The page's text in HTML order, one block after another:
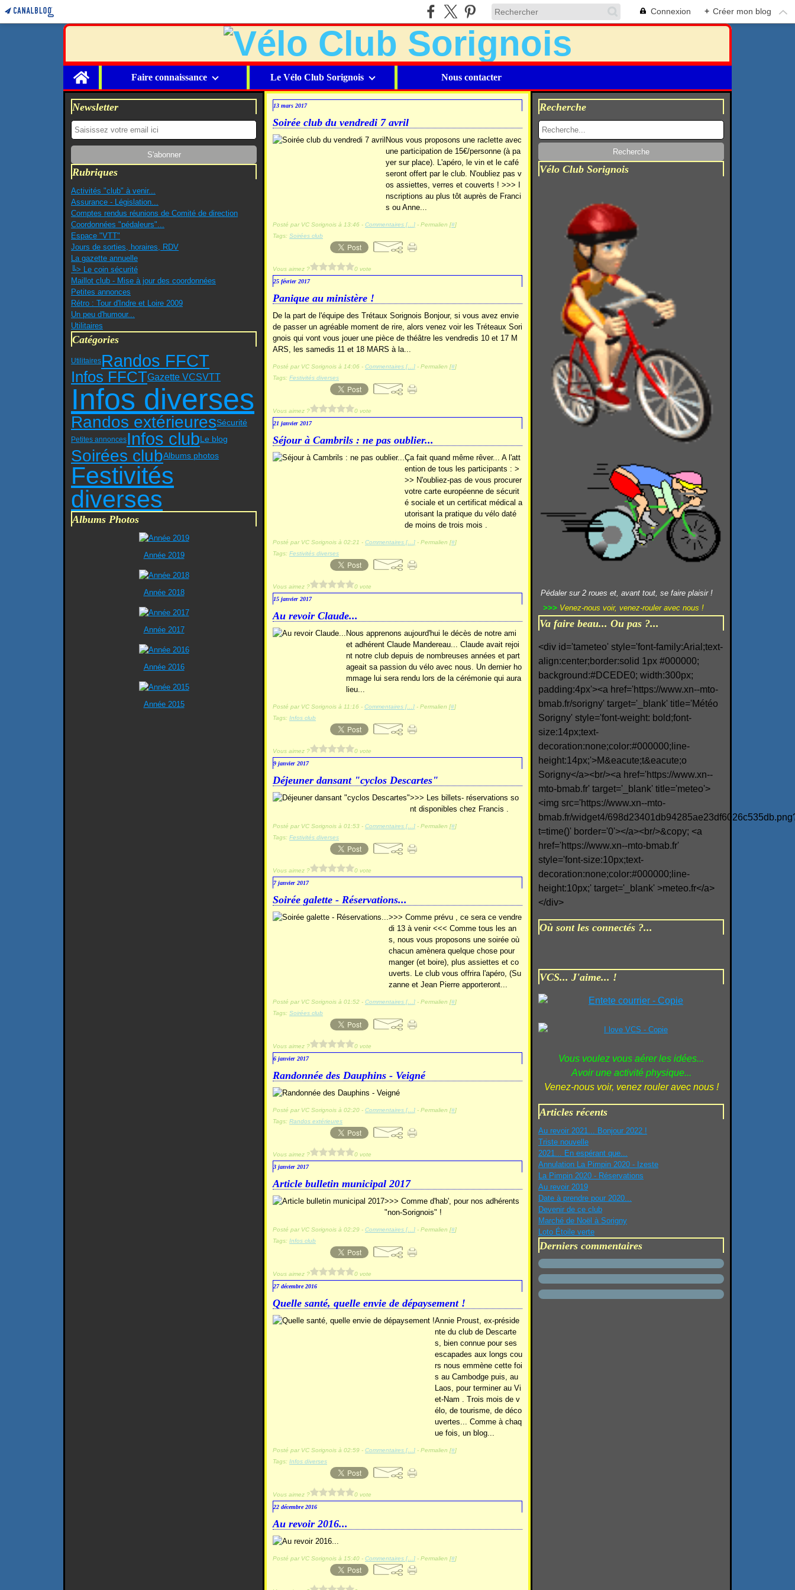
Connexion + Créer mon blog
Home
Faire connaissance Le Vélo Club Sorignois Nous contacter
Newsletter
Rubriques
Activités "club" à venir...
Assurance - Législation...
Comptes rendus réunions de Comité de direction
Coordonnées "pédaleurs"...
Espace "VTT"
Jours de sorties, horaires, RDV
La gazette annuelle
╚> Le coin sécurité
Maillot club - Mise à jour des coordonnées
Petites annonces
Rétro : Tour d'Indre et Loire 2009
Un peu d'humour...
Utilitaires
Catégories
UtilitairesRandos FFCT
Infos FFCTGazette VCSVTT
Infos diverses
Randos extérieuresSécurité
Petites annoncesInfos club Le blog
Soirées clubAlbums photos
Festivités
diverses
Albums Photos
Année 2019
Année 2018
Année 2017
Année 2016
Année 2015
13 mars 2017
Soirée club du vendredi 7 avril
Nous vous proposons une raclette avec
une participation de 15€/personne (à pa
yer sur place). L'apéro, le vin et le café
seront offert par le club. N'oubliez pas v
os assiettes, verres et couverts ! >>> I
nscriptions au plus tôt auprès de Franci
s ou Anne...
Posté par VC Sorignois à 13:46 - Commentaires [… ] - Permalien [#]
Tags: Soirées club
Vous aimez ?
0 vote
25 février 2017
Panique au ministère !
De la part de l'équipe des Trétaux Sorignois Bonjour, si vous avez envie
de passer un agréable moment de rire, alors venez voir les Tréteaux Sori
gnois qui vont vous jouer une pièce de théâtre les vendredis 10 et 17 M
ARS, les samedis 11 et 18 MARS à la...
Posté par VC Sorignois à 14:06 - Commentaires [… ] - Permalien [#]
Tags: Festivités diverses
Vous aimez ?
0 vote
21 janvier 2017
Séjour à Cambrils : ne pas oublier...
Ça fait quand même rêver... A l'att
ention de tous les participants : >
>> N'oubliez-pas de vous procurer
votre carte européenne de sécurit
é sociale et un certificat médical a
utorisant la pratique du vélo daté
de moins de trois mois .
Posté par VC Sorignois à 02:21 - Commentaires [… ] - Permalien [#]
Tags: Festivités diverses
Vous aimez ?
0 vote
15 janvier 2017
Au revoir Claude...
Nous apprenons aujourd'hui le décès de notre ami
et adhérent Claude Mandereau... Claude avait rejoi
nt notre club depuis de nombreuses années et part
ageait sa passion du vélo avec nous. Un dernier ho
mmage lui sera rendu lors de la cérémonie qui aura
lieu...
Posté par VC Sorignois à 11:16 - Commentaires [… ] - Permalien [#]
Tags: Infos club
Vous aimez ?
0 vote
9 janvier 2017
Déjeuner dansant "cyclos Descartes"
>>> Les billets- réservations so
nt disponibles chez Francis .
Posté par VC Sorignois à 01:53 - Commentaires [… ] - Permalien [#]
Tags: Festivités diverses
Vous aimez ?
0 vote
7 janvier 2017
Soirée galette - Réservations...
>>> Comme prévu , ce sera ce vendre
di 13 à venir <<< Comme tous les an
s, nous vous proposons une soirée où
chacun amènera quelque chose pour
manger (et boire), plus assiettes et co
uverts. Le club vous offrira l'apéro, (Su
zanne et Jean Pierre apporteront...
Posté par VC Sorignois à 01:52 - Commentaires [… ] - Permalien [#]
Tags: Soirées club
Vous aimez ?
0 vote
6 janvier 2017
Randonnée des Dauphins - Veigné
Posté par VC Sorignois à 02:20 - Commentaires [… ] - Permalien [#]
Tags: Randos extérieures
Vous aimez ?
0 vote
3 janvier 2017
Article bulletin municipal 2017
>>> Comme d'hab', pour nos adhérents
"non-Sorignois" !
Posté par VC Sorignois à 02:29 - Commentaires [… ] - Permalien [#]
Tags: Infos club
Vous aimez ?
0 vote
27 décembre 2016
Quelle santé, quelle envie de dépaysement !
Annie Proust, ex-préside
nte du club de Descarte
s, bien connue pour ses
escapades aux longs cou
rs nous emmène cette foi
s au Cambodge puis, au
Laos, pour terminer au Vi
et-Nam . Trois mois de v
élo, de tourisme, de déco
uvertes... Comme à chaq
ue fois, un blog...
Posté par VC Sorignois à 02:59 - Commentaires [… ] - Permalien [#]
Tags: Infos diverses
Vous aimez ?
0 vote
22 décembre 2016
Au revoir 2016...
Posté par VC Sorignois à 15:40 - Commentaires [… ] - Permalien [#]
Recherche
Vélo Club Sorignois
Pédaler sur 2 roues et, avant tout, se faire plaisir !
>>> Venez-nous voir, venez-rouler avec nous !
Va faire beau... Ou pas ?...
<div id='tameteo' style='font-family:Arial;text-
align:center;border:solid 1px #000000;
background:#DCEDE0; width:300px;
padding:4px'><a href='https://www.xn--mto-
bmab.fr/sorigny' target='_blank' title='Météo
Sorigny' style='font-weight: bold;font-
size:14px;text-
decoration:none;color:#000000;line-
height:14px;'>M&eacute;t&eacute;o
Sorigny</a><br/><a href='https://www.xn--
mto-bmab.fr' target='_blank' title='meteo'>
<img src='https://www.xn--mto-
bmab.fr/widget4/
t=time()' border='0'></a><br/>&copy; <a
href='https://www.xn--mto-bmab.fr'
style='font-size:10px;text-
decoration:none;color:#000000;line-
height:10px;' target='_blank' >meteo.fr</a>
</div>
Où sont les connectés ?...
VCS... J'aime... !
Vous voulez vous aérer les idées...
Avoir une activité physique...
Venez-nous voir, venez rouler avec nous !
Articles récents
Au revoir 2021... Bonjour 2022 !
Triste nouvelle
2021... En espérant que...
Annulation La Pimpin 2020 - Izeste
La Pimpin 2020 - Réservations
Au revoir 2019
Date à prendre pour 2020...
Devenir de ce club
Marché de Noël à Sorigny
Loto Étoile verte
Derniers commentaires